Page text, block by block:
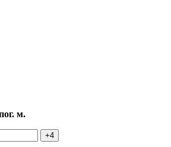
м.
+4